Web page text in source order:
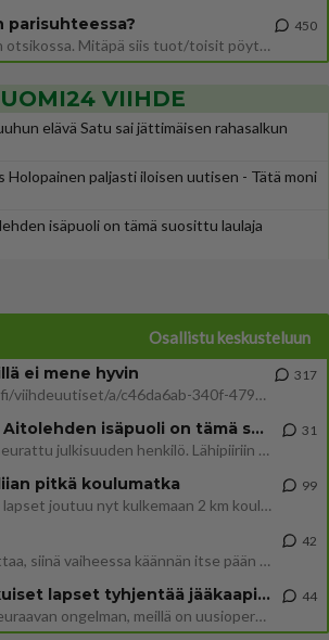
parisuhteessa?
Siinäpä se kysymys on otsikossa. Mitäpä siis tuot/toisit pöytään parisuhteessa? Oletko mies vai nainen? Koetko sen mitä
450
VIIHDE
elävä Satu sai jättimäisen rahasalkun
paljasti iloisen uutisen - Tätä moni
isäpuoli on tämä suosittu laulaja
Osallistu keskusteluun
ei mene hyvin
https://www.iltalehti.fi/viihdeuutiset/a/c46da6ab-340f-4790-aaa7-0865eed2336 Yrityksen konkurssihakemus on tullut kärä
317
Tiesitkö? Martina Aitolehden isäpuoli on tämä suosittu laulaja
Martina Aitolehti on seurattu julkisuuden henkilö. Lähipiiriin mahtuu muitakin tunnettuja henkilöitä. Tiesitkö, että Ma
31
pitkä koulumatka
Hesarissa päivitellään lapset joutuu nyt kulkemaan 2 km kouluun jösses. Ruostefillarilla tuo matka menee vaikka miten äk
99
Mutta mies vain tuijottaa, siinä vaiheessa käännän itse pään pois. Mikä juttu? Yleensä jos joku tuijottaa tai katsoo, hä
42
Uusioperheen aikuiset lapset tyhjentää jääkaapin käydessään
Miten selvittäisitte seuraavan ongelman, meillä on uusioperhe, minulla teini-ikäiset lapset ja puolisolla aikuiset, jotk
44